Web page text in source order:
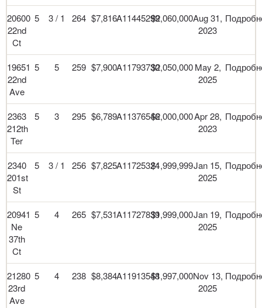
20600
22nd
Ct
5 3 / 1 264 $7,816A11445299$2,060,000Aug 31,
2023
19651
22nd
Ave
5 5 259 $7,900A11793730$2,050,000May 2,
2025
2363
212th
Ter
5 3 295 $6,789A11376546$2,000,000Apr 28,
2023
2340
201st
St
5 3 / 1 256 $7,825A11725324$1,999,999Jan 15,
2025
20941
Ne
37th
Ct
5 4 265 $7,531A11727839$1,999,000Jan 19,
2025
21280
23rd
Ave
5 4 238 $8,384A11913548$1,997,000Nov 13,
2025